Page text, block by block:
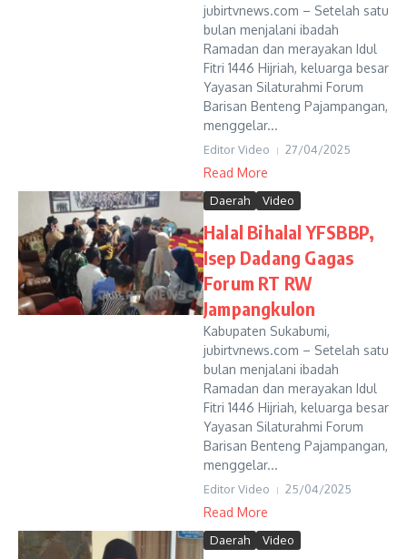
jubirtvnews.com – Setelah satu
bulan menjalani ibadah
Ramadan dan merayakan Idul
Fitri 1446 Hijriah, keluarga besar
Yayasan Silaturahmi Forum
Barisan Benteng Pajampangan,
menggelar...
Editor Video 27/04/2025
Read More
Daerah Video
Halal Bihalal YFSBBP,
Isep Dadang Gagas
Forum RT RW
Jampangkulon
Kabupaten Sukabumi,
jubirtvnews.com – Setelah satu
bulan menjalani ibadah
Ramadan dan merayakan Idul
Fitri 1446 Hijriah, keluarga besar
Yayasan Silaturahmi Forum
Barisan Benteng Pajampangan,
menggelar...
Editor Video 25/04/2025
Read More
Daerah Video